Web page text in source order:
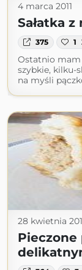
4 marca 2011
Sałatka
375 1
Ostatnio mam
szybkie, kilku-
na myśli
28 kwietnia